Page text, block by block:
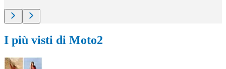
I più visti di Moto2